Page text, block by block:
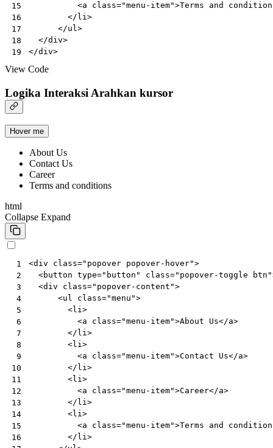
15
16
17
18
19
<a class="menu-item">Terms and
</ li>
</ul>
</div>
</div>
View Code
Logika Interaksi Arahkan kursor
Hover me
About Us
Contact Us
Career
Terms and conditions
html
Collapse Expand
1
2
3
4
5
6
7
8
9
10
11
12
13
14
15
16
<div class="popover popover-hover">
<button type="button" class="popover-toggle btn"
<div class="popover-content">
<ul class="menu">
<li>
<a class="menu-item">About Us</a>
</ li>
<li>
<a class="menu-item">Contact Us</a>
</ li>
<li>
<a class="menu-item">Career</a>
</ li>
<li>
<a class="menu-item">Terms and
</ li>